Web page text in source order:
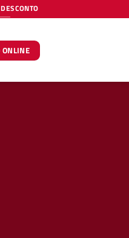
ONLINE